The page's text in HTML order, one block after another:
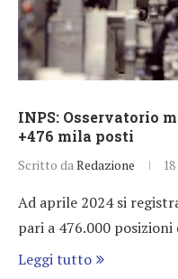
INPS: Osservatorio
+476 mila posti
Scritto da Redazione
Ad aprile 2024 si
pari a 476.000
Leggi tutto